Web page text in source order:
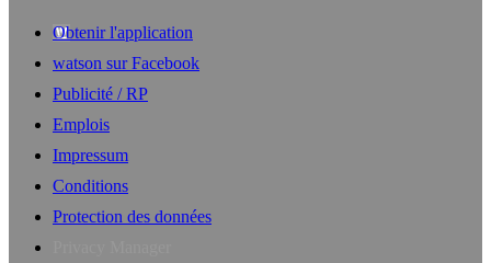
Obtenir l'application
watson sur Facebook
Publicité / RP
Emplois
Impressum
Conditions
Protection des données